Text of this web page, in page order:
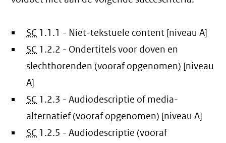
SC 1.1.1 - Niet-tekstuele content [niveau A]
SC 1.2.2 - Ondertitels voor doven en
slechthorenden (vooraf opgenomen) [niveau
A]
SC 1.2.3 - Audiodescriptie of media-
alternatief (vooraf opgenomen) [niveau A]
SC 1.2.5 - Audiodescriptie (vooraf